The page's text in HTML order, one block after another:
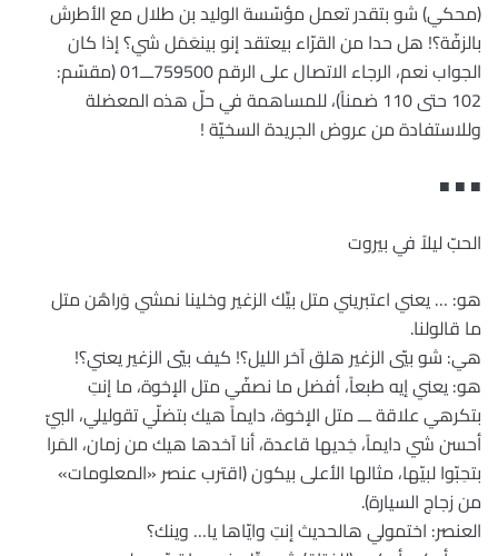
(محكي) شو بتقدر تعمل مؤسّسة الوليد بن طلال مع الأطرش
بالزفّة؟! هل حدا من القرّاء بيعتقد إنو بينعَمَل شي؟ إذا كان
الجواب نعم، الرجاء الاتصال على الرقم 759500ـــ01 (مقسّم:
102 حتى 110 ضمناً)، للمساهمة في حلّ هذه المعضلة
وللاستفادة من عروض الجريدة السخيّة !
■ ■ ■
الحبّ ليلاً في بيروت
هو: … يعني اعتبريني متل بيِّك الزغير وخلينا نمشي وَراهُن متل
ما قالولنا.
هي: شو بيّي الزغير هلق آخر الليل؟! كيف بيّي الزغير يعني؟!
هو: يعني إيه طبعاً، أفضل ما نصفّي متل الإخوة، ما إنتِ
بتكرهي علاقة ـــ متل الإخوة، دايماً هيك بتضلّي تقوليلي، البيّ
أحسن شي دايماً، خِديها قاعدة، أنا آخدها هيك من زمان، المَرا
بتحِبّوا لبيّها، مثالها الأعلى بيكون (اقترب عنصر «المعلومات»
من زجاج السيارة).
العنصر: اختمولي هالحديث إنتِ وايّاها يا… وينك؟